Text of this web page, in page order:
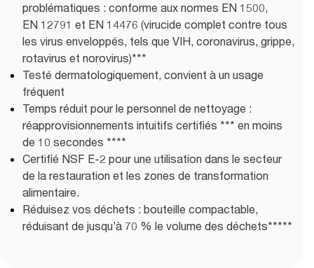
problématiques : conforme aux normes EN 1500,
EN 12791 et EN 14476 (virucide complet contre tous
les virus enveloppés, tels que VIH, coronavirus, grippe,
rotavirus et norovirus)***
Testé dermatologiquement, convient à un usage
fréquent
Temps réduit pour le personnel de nettoyage :
réapprovisionnements intuitifs certifiés *** en moins
de 10 secondes ****
Certifié NSF E-2 pour une utilisation dans le secteur
de la restauration et les zones de transformation
alimentaire.
Réduisez vos déchets : bouteille compactable,
réduisant de jusqu’à 70 % le volume des déchets​*****